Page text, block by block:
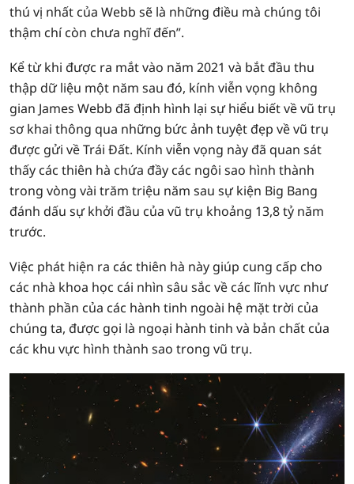
thú vị nhất của Webb sẽ là những điều mà chúng tôi
thậm chí còn chưa nghĩ đến”.
Kể từ khi được ra mắt vào năm 2021 và bắt đầu thu
thập dữ liệu một năm sau đó, kính viễn vọng không
gian James Webb đã định hình lại sự hiểu biết về vũ trụ
sơ khai thông qua những bức ảnh tuyệt đẹp về vũ trụ
được gửi về Trái Đất. Kính viễn vọng này đã quan sát
thấy các thiên hà chứa đầy các ngôi sao hình thành
trong vòng vài trăm triệu năm sau sự kiện Big Bang
đánh dấu sự khởi đầu của vũ trụ khoảng 13,8 tỷ năm
trước.
Việc phát hiện ra các thiên hà này giúp cung cấp cho
các nhà khoa học cái nhìn sâu sắc về các lĩnh vực như
thành phần của các hành tinh ngoài hệ mặt trời của
chúng ta, được gọi là ngoại hành tinh và bản chất của
các khu vực hình thành sao trong vũ trụ.